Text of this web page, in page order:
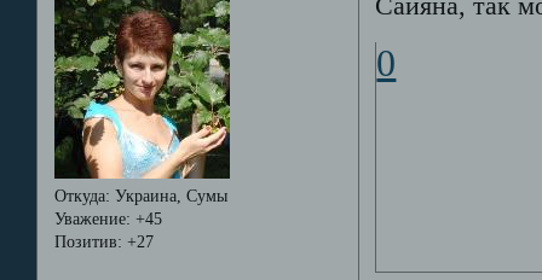
Откуда: Украина, Сумы
Уважение: +45
Позитив: +27
Сайяна, так
0